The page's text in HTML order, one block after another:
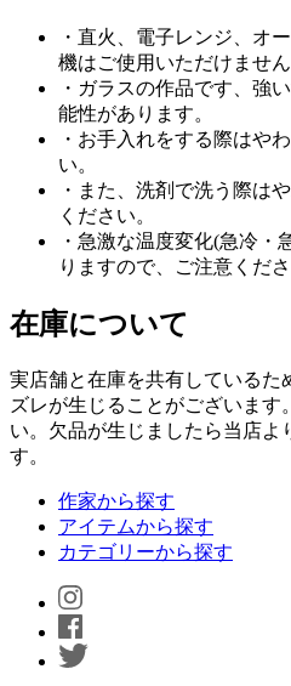
・直火、電子レンジ、オ
機はご使用いただけません
・ガラスの作品です、強
能性があります。
・お手入れをする際はや
い。
・また、洗剤で洗う際は
ください。
・急激な温度変化(急冷・
りますので、ご注意くだ
在庫について
実店舗と在庫を共有しているた
ズレが生じることがございます
い。欠品が生じましたら当店よ
す。
作家から探す
アイテムから探す
カテゴリーから探す